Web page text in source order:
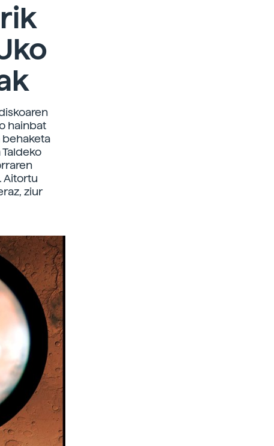
hainbat
behaketa
Aitortu
ziur